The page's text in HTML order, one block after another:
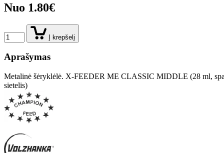
Nuo 1.80€
Į krepšelį
Aprašymas
Metalinė šėryklėlė. X-FEEDER ME CLASSIC MIDDLE (28 ml,
sietelis)